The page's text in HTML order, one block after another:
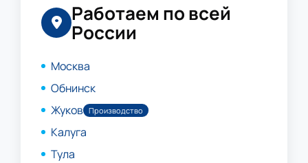
Работаем по всей
России
Москва
Обнинск
Жуков Производство
Калуга
Тула